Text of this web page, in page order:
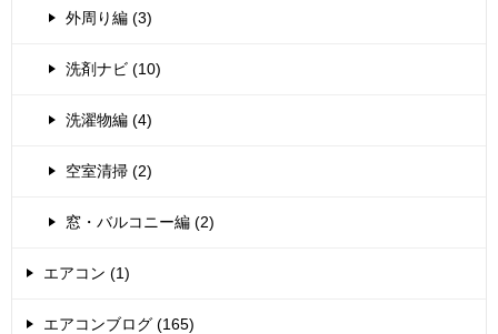
外周り編 (3)
洗剤ナビ (10)
洗濯物編 (4)
空室清掃 (2)
窓・バルコニー編 (2)
エアコン (1)
エアコンブログ (165)